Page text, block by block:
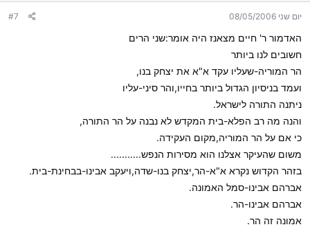
יום שני 08/05/2006 #7
האדמור ר' חיים מצאנז היה אומר:שני הרים
חשובים לנו ביותר
הר המוריה-שעליו עקד א"א את יצחק בנו,
ועמד בניסיון הגדול ביותר בחייו,והר סיני-עליו
ניתנה התורה לישראל.
והנה מה רב הפלא-בית המקדש לא נבנה על הר התורה,
כי אם על הר המוריה,מקום העקידה.
משום שהעיקר אצלנו הוא מסירות הנפש...........
בזהר הקדוש נקרא א"א-הר,יצחק בנו-שדה,ויעקב אבינו-בבחינת-בית.
אברהם אבינו-סמל האמונה.
אברהם אבינו-הר.
אמונה זה הר.